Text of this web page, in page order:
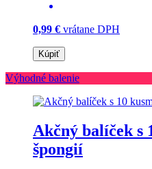
0,99 € vrátane DPH
Kúpiť
Výhodné balenie
Akčný balíček s
špongií